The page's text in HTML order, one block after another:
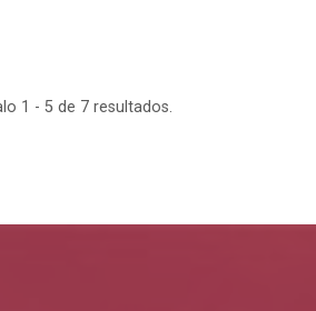
1 - 5 de 7 resultados.